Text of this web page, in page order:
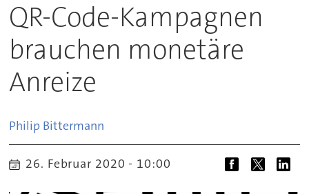
QR-Code-Kampagnen
brauchen monetäre
Anreize
Philip Bittermann
26. Februar 2020 - 10:00